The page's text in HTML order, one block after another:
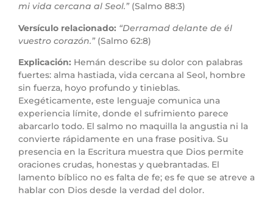
mi vida cercana al Seol.”(Salmo 88:3)
Versículo relacionado: “Derramad delante de él
vuestro corazón.”(Salmo 62:8)
Explicación: Hemán describe su dolor con palabras
fuertes: alma hastiada, vida cercana al Seol, hombre
sin fuerza, hoyo profundo y tinieblas.
Exegéticamente, este lenguaje comunica una
experiencia límite, donde el sufrimiento parece
abarcarlo todo. El salmo no maquilla la angustia ni la
convierte rápidamente en una frase positiva. Su
presencia en la Escritura muestra que Dios permite
oraciones crudas, honestas y quebrantadas. El
lamento bíblico no es falta de fe; es fe que se atreve a
hablar con Dios desde la verdad del dolor.